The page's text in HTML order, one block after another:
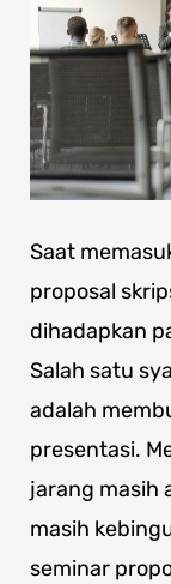
Saat
proposal
dihadapkan
Salah satu
adalah
presentasi.
jarang masih
masih
seminar